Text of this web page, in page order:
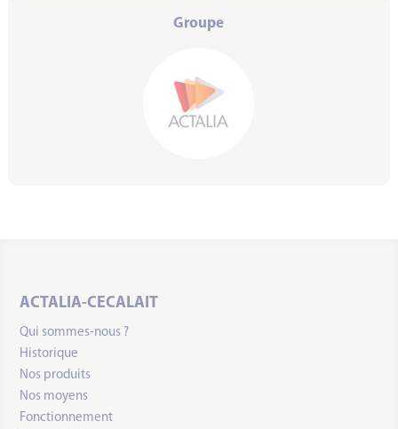
Groupe
ACTALIA-CECALAIT
Qui sommes-nous ?
Historique
Nos produits
Nos moyens
Fonctionnement